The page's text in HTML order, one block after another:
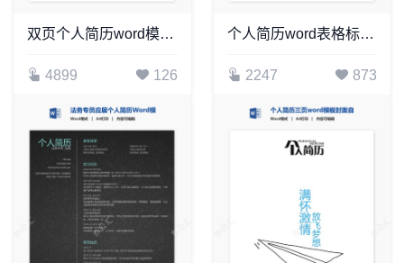
双页个人简历word模板(6)
4899 126
个人简历word表格标准单页(2)
2247 873